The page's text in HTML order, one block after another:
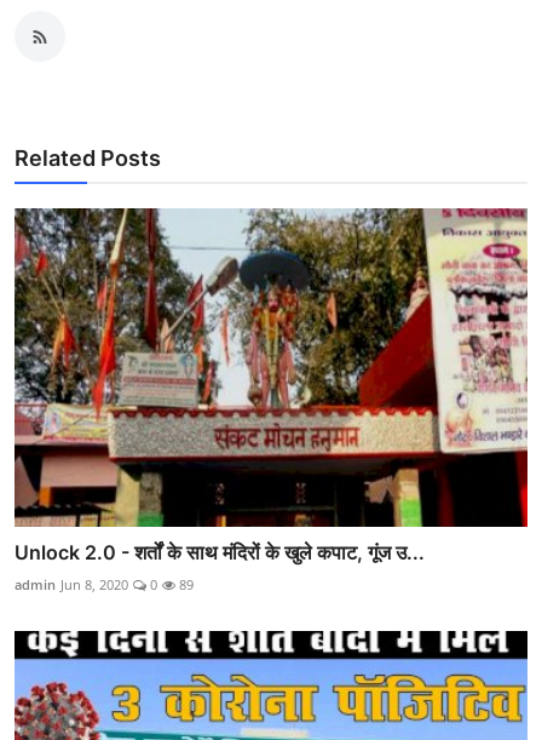
Related Posts
Unlock 2.0 - शर्तों के साथ मंदिरों के खुले कपाट, गूंज उ...
admin Jun 8, 2020 0 89